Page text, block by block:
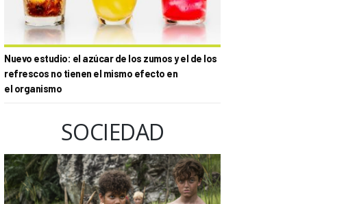
Nuevo estudio: el azúcar de los zumos y el de los
refrescos no tienen el mismo efecto en
el organismo
SOCIEDAD